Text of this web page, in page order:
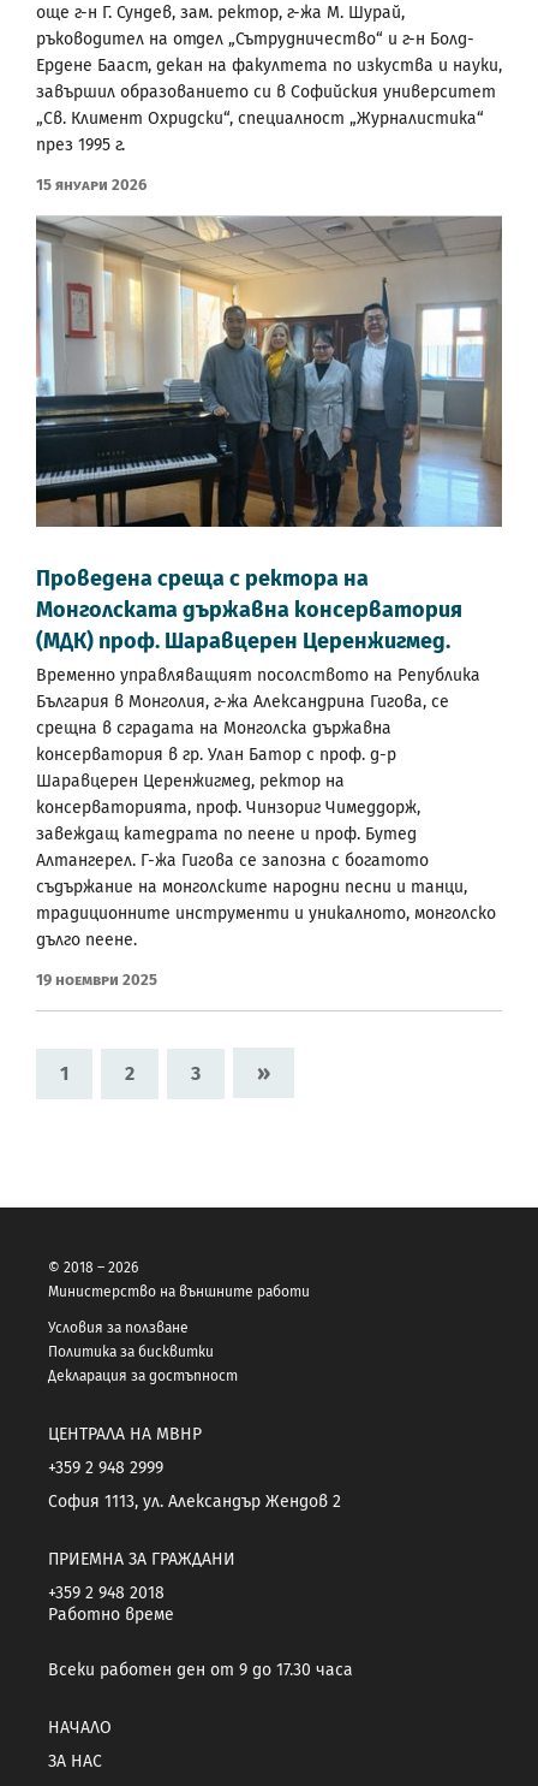
още г-н Г. Сундев, зам. ректор, г-жа М. Шурай,
ръководител на отдел „Сътрудничество“ и г-н Болд-
Ердене Бааст, декан на факултета по изкуства и науки,
завършил образованието си в Софийския университет
„Св. Климент Охридски“, специалност „Журналистика“
през 1995 г.
15 Януари 2026
Проведена среща с ректора на
Монголската държавна консерватория
(МДК) проф. Шаравцерен Церенжигмед.
Временно управляващият посолството на Република
България в Монголия, г-жа Александрина Гигова, се
срещна в сградата на Монголска държавна
консерватория в гр. Улан Батор с проф. д-р
Шаравцерен Церенжигмед, ректор на
консерваторията, проф. Чинзориг Чимеддорж,
завеждащ катедрата по пеене и проф. Бутед
Алтангерел. Г-жа Гигова се запозна с богатото
съдържание на монголските народни песни и танци,
традиционните инструменти и уникалното, монголско
дълго пеене.
19 Ноември 2025
1 2 3 »
© 2018 – 2026
Министерство на външните работи
Условия за ползване
Политика за бисквитки
Декларация за достъпност
ЦЕНТРАЛА НА МВНР
+359 2 948 2999
София 1113, ул. Александър Жендов 2
ПРИЕМНА ЗА ГРАЖДАНИ
+359 2 948 2018
Работно време
Всеки работен ден от 9 до 17.30 часа
НАЧАЛО
ЗА НАС